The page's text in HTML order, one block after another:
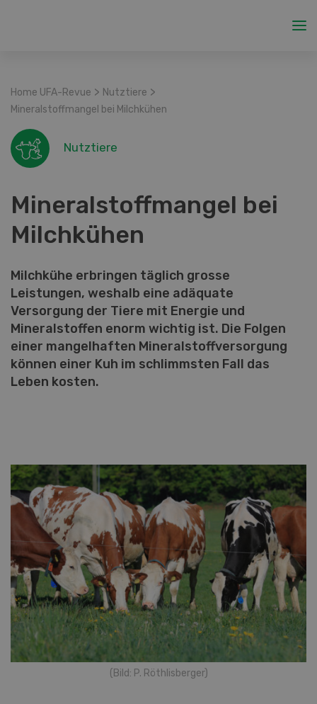
Home UFA-Revue > Nutztiere >
Mineralstoffmangel bei Milchkühen
Nutztiere
Mineralstoffmangel bei
Milchkühen
Milchkühe erbringen täglich grosse
Leistungen, weshalb eine adäquate
Versorgung der Tiere mit Energie und
Mineralstoffen enorm wichtig ist. Die Folgen
einer mangelhaften Mineralstoffversorgung
können einer Kuh im schlimmsten Fall das
Leben kosten.
(Bild: P. Röthlisberger)